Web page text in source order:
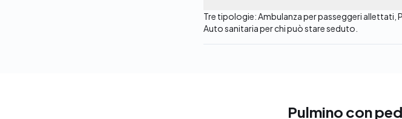
Tre tipologie: Ambulanza per passeggeri allettati,
Auto sanitaria per chi può stare seduto.
Pulmino con